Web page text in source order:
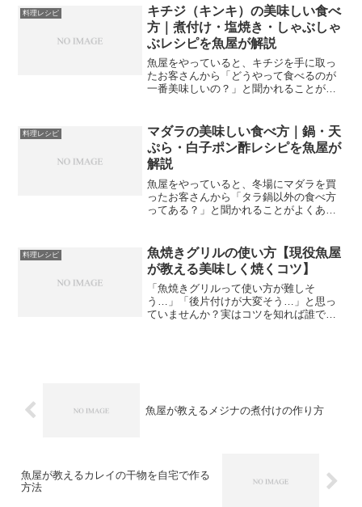
っかりとした旨味があるのがヒゲダイの
刺身の魅力です。タイの仲間...
料理レシピ
キチジ（キンキ）の美味しい食べ
方｜煮付け・塩焼き・しゃぶしゃ
ぶレシピを魚屋が解説
魚屋をやっていると、キチジを手に取っ
たお客さんから「どうやって食べるのが
一番美味しいの？」と聞かれることがあ
ら、食べ方によって全く異なる表情を見
せてくれる魚です。実は魚屋...
料理レシピ
マダラの美味しい食べ方｜鍋・天
ぷら・白子ポン酢レシピを魚屋が
解説
魚屋をやっていると、冬場にマダラを買
ったお客さんから「タラ鍋以外の食べ方
ってある？」と聞かれることがよくあり
ニエルとさまざまな料理に対応できる万
能な魚です。さらにマダラ...
料理レシピ
魚焼きグリルの使い方【現役魚屋
が教える美味しく焼くコツ】
「魚焼きグリルって使い方が難しそ
う…」「後片付けが大変そう…」と思っ
ていませんか？実はコツを知れば誰でも
魚屋が教えるメジナの煮付けの作り方
魚屋が教えるカレイの干物を自宅で作る
方法